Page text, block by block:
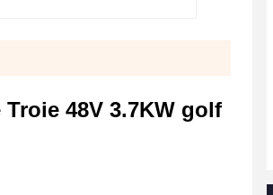
48V 3.7KW golf